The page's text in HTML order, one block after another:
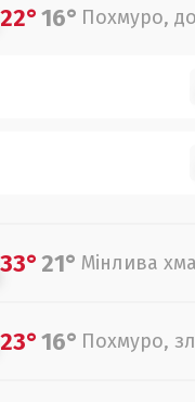
22°16° Похмуро,
33°21° Мінлива
23°16° Похмуро,